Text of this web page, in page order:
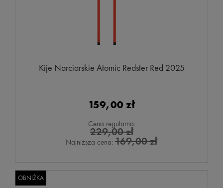
Kije Narciarskie Atomic Redster Red 2025
159,00 zł
Cena regularna:
229,00 zł
Najniższa cena: 169,00 zł
OBNIŻKA